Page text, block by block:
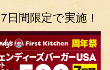
日間限定で実施！